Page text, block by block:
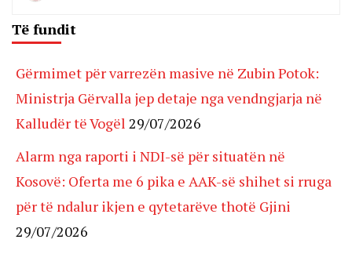
Të fundit
Gërmimet për varrezën masive në Zubin Potok:
Ministrja Gërvalla jep detaje nga vendngjarja në
Kalludër të Vogël 29/07/2026
Alarm nga raporti i NDI-së për situatën në
Kosovë: Oferta me 6 pika e AAK-së shihet si rruga
për të ndalur ikjen e qytetarëve thotë Gjini
29/07/2026